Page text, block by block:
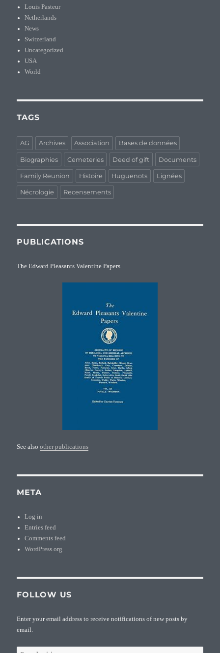
Louis Pasteur
Netherlands
News
Switzerland
Uncategorized
USA
World
TAGS
AG Archives Association Bases de données
Biographies Cemeteries Deed of gift Documents
Family Reunion Histoire Huguenots Lignées
Nécrologie Recensements
PUBLICATIONS
The Edward Pleasants Valentine Papers
See alsoother publications
META
Log in
Entries feed
Comments feed
WordPress.org
FOLLOW US
Enter your email address to receive notifications of new posts by
email.
Email